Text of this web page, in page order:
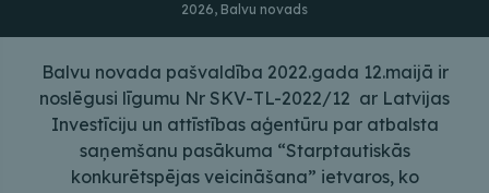
2026, Balvu novads
Balvu novada pašvaldība 2022.gada 12.maijā ir
noslēgusi līgumu Nr SKV-TL-2022/12 ar Latvijas
Investīciju un attīstības aģentūru par atbalsta
saņemšanu pasākuma “Starptautiskās
konkurētspējas veicināšana” ietvaros, ko